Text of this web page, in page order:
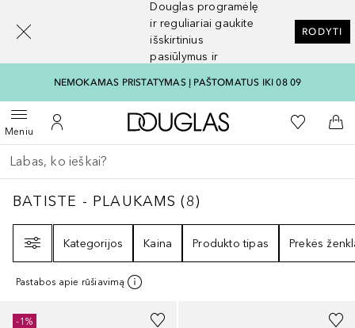
Douglas programėlę
ir reguliariai gaukite
išskirtinius
pasiūlymus ir
RODYTI
NEMOKAMAS PRISTATYMAS Į PAŠTOMATUS IKI 08 09
MeniuAtidaryti meniuĮ mano paskyrą
Į Douglas pagrindinį
Į mano
Į
Grįžk atgal
Vykdykite paiešką
BATISTE - PLAUKAMS8
BATISTE - PLAUKAMS (8)
Kategorijos
Kaina Produkto tipas Prekės
Pastabos apie rūšiavimą
-1%
[navigation.slideout.screenreader]